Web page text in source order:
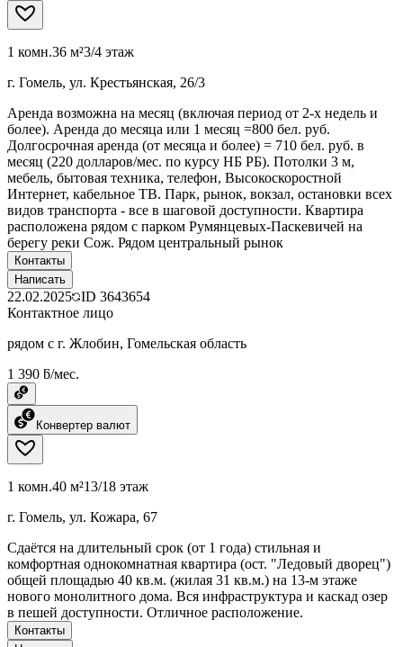
1 комн.36 м²3/4 этаж
г. Гомель, ул. Крестьянская, 26/3
Аренда возможна на месяц (включая период от 2-х недель и
более). Аренда до месяца или 1 месяц =800 бел. руб.
Долгосрочная аренда (от месяца и более) = 710 бел. руб. в
месяц (220 долларов/мес. по курсу НБ РБ). Потолки 3 м,
мебель, бытовая техника, телефон, Высокоскоростной
Интернет, кабельное ТВ. Парк, рынок, вокзал, остановки всех
видов транспорта - все в шаговой доступности. Квартира
расположена рядом с парком Румянцевых-Паскевичей на
берегу реки Сож. Рядом центральный рынок
Контакты
Написать
22.02.2025 ID 3643654
Контактное лицо
рядом с г. Жлобин, Гомельская область
1 390 ƃ/мес.
Конвертер валют
1 комн.40 м²13/18 этаж
г. Гомель, ул. Кожара, 67
Сдаётся на длительный срок (от 1 года) стильная и
комфортная однокомнатная квартира (ост. "Ледовый дворец")
общей площадью 40 кв.м. (жилая 31 кв.м.) на 13-м этаже
нового монолитного дома. Вся инфраструктура и каскад озер
в пешей доступности. Отличное расположение.
Контакты